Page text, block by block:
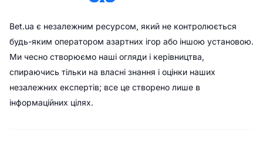
Bet.ua є незалежним ресурсом, який не контролюється
будь-яким оператором азартних ігор або іншою установою.
Ми чесно створюємо наші огляди і керівництва,
спираючись тільки на власні знання і оцінки наших
незалежних експертів; все це створено лише в
інформаційних цілях.